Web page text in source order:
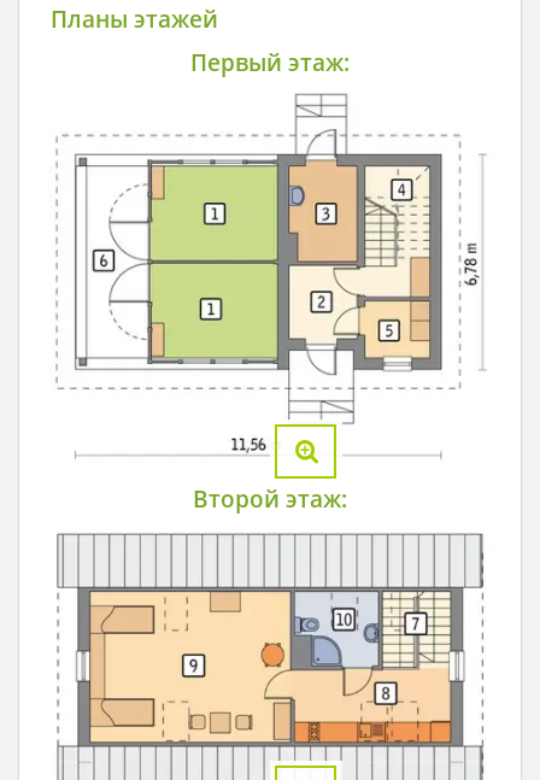
Планы этажей
Первый этаж:
Второй этаж: